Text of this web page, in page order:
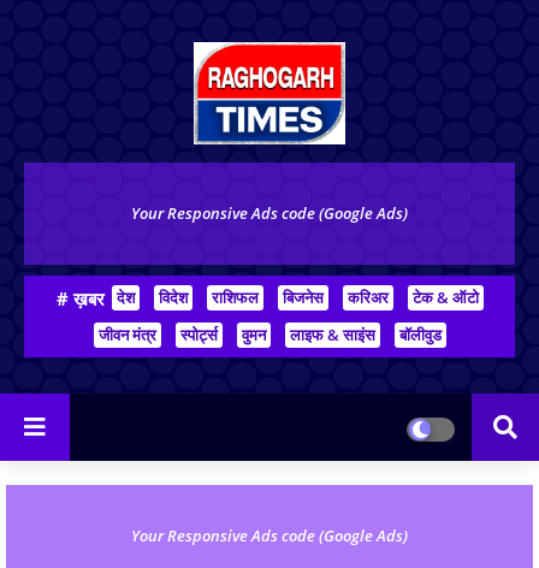
Your Responsive Ads code (Google Ads)
# ख़बर देश विदेश राशिफल बिजनेस करिअर
टेक & ऑटो
जीवन मंत्र
स्पोर्ट्स वुमन लाइफ & साइंस बॉलीवुड
Your Responsive Ads code (Google Ads)